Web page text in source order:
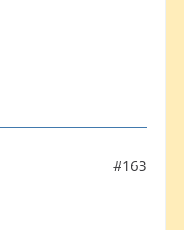
#163